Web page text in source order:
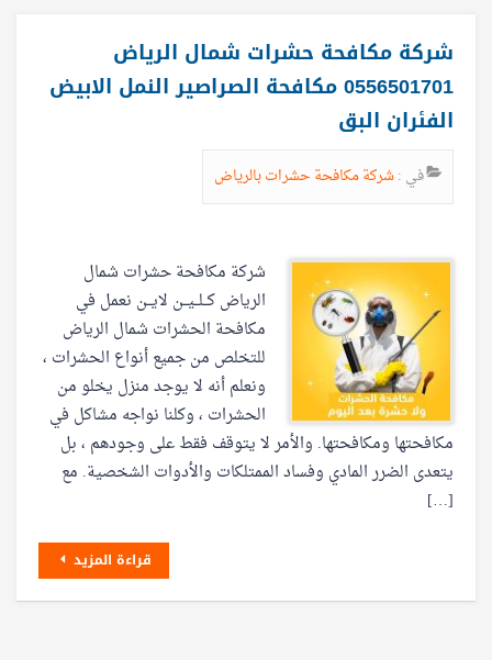
شركة مكافحة حشرات شمال الرياض
0556501701 مكافحة الصراصير النمل الابيض
الفئران البق
في :شركة مكافحة حشرات بالرياض
شركة مكافحة حشرات شمال
الرياض كــلــيــن لايــن نعمل في
مكافحة الحشرات شمال الرياض
للتخلص من جميع أنواع الحشرات ،
ونعلم أنه لا يوجد منزل يخلو من
الحشرات ، وكلنا نواجه مشاكل في
مكافحتها ومكافحتها. والأمر لا يتوقف فقط على وجودهم ، بل
يتعدى الضرر المادي وفساد الممتلكات والأدوات الشخصية. مع
[…]
قراءة المزيد